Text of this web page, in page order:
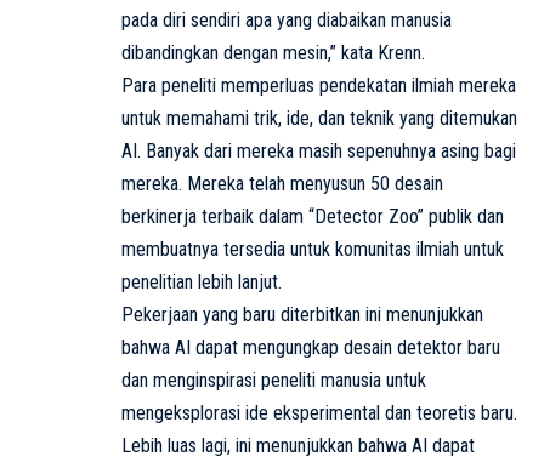
pada diri sendiri apa yang diabaikan manusia
dibandingkan dengan mesin,” kata Krenn.
Para peneliti memperluas pendekatan ilmiah mereka
untuk memahami trik, ide, dan teknik yang ditemukan
AI. Banyak dari mereka masih sepenuhnya asing bagi
mereka. Mereka telah menyusun 50 desain
berkinerja terbaik dalam “Detector Zoo” publik dan
membuatnya tersedia untuk komunitas ilmiah untuk
penelitian lebih lanjut.
Pekerjaan yang baru diterbitkan ini menunjukkan
bahwa AI dapat mengungkap desain detektor baru
dan menginspirasi peneliti manusia untuk
mengeksplorasi ide eksperimental dan teoretis baru.
Lebih luas lagi, ini menunjukkan bahwa AI dapat